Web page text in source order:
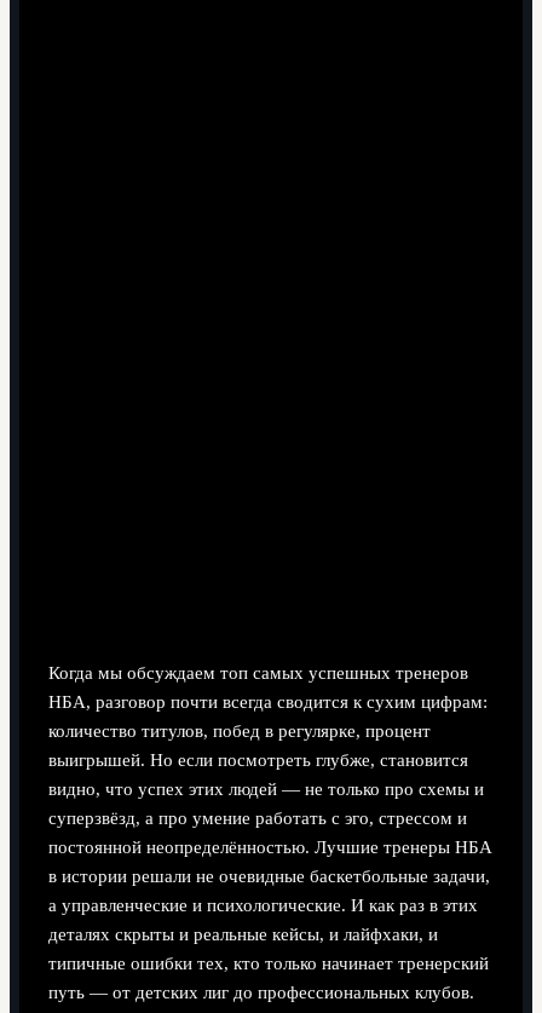
Когда мы обсуждаем топ самых успешных тренеров
НБА, разговор почти всегда сводится к сухим цифрам:
количество титулов, побед в регулярке, процент
выигрышей. Но если посмотреть глубже, становится
видно, что успех этих людей — не только про схемы и
суперзвёзд, а про умение работать с эго, стрессом и
постоянной неопределённостью. Лучшие тренеры НБА
в истории решали не очевидные баскетбольные задачи,
а управленческие и психологические. И как раз в этих
деталях скрыты и реальные кейсы, и лайфхаки, и
типичные ошибки тех, кто только начинает тренерский
путь — от детских лиг до профессиональных клубов.